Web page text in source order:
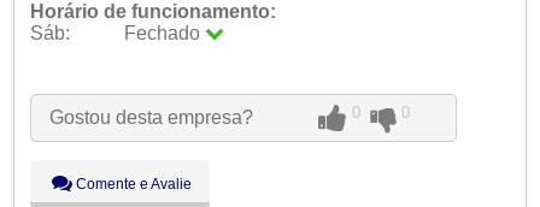
Horário de funcionamento:
Sáb:
Fechado
Qua:
09:00 - 18:00
Qui:
09:00 - 18:00
Sáb:
Dom:
Fechado
Gostou desta empresa? 0 0
Comente e Avalie